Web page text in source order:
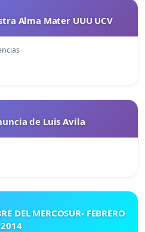
Alma Mater UUU UCV
de Luis Avila
DEL MERCOSUR- FEBRERO
2014